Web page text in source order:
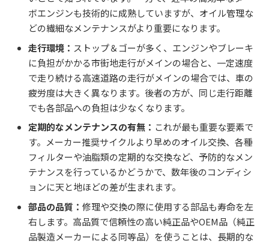
ボエンジンも技術的に成熟していますが、オイル管理な
どの繊細なメンテナンスがより重要になります。
走行環境： ストップ＆ゴーが多く、エンジンやブレーキ
に負担がかかる市街地走行がメインの場合と、一定速度
で走り続ける高速道路の走行がメインの場合では、車の
疲労度は大きく異なります。後者の方が、同じ走行距離
でも各部品への負担は少なくなります。
定期的なメンテナンスの有無： これが最も重要な要素で
す。メーカー推奨サイクルより早めのオイル交換、各種
フィルターや油脂類の定期的な交換など、予防的なメン
テナンスを行っているかどうかで、数年後のコンディシ
ョンに天と地ほどの差が生まれます。
部品の品質： 修理や交換の際に使用する部品も寿命を左
右します。高品質で信頼性の高い純正品やOEM品（純正
品製造メーカーによる同等品）を使うことは、長期的な